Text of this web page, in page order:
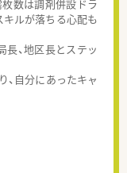
数は調剤併設ドラ
キルが落ちる心配も
、地区長とステッ
自分にあったキャ